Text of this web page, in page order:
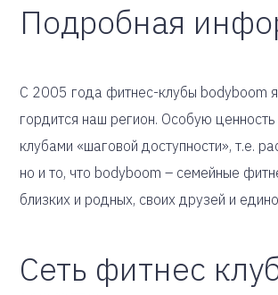
Подробная
С 2005 года фитнес-клубы bodyboom
гордится наш регион. Особую
клубами «шаговой доступности», т.е.
но и то, что bodyboom – семейные
близких и родных, своих друзей и
Сеть фитнес